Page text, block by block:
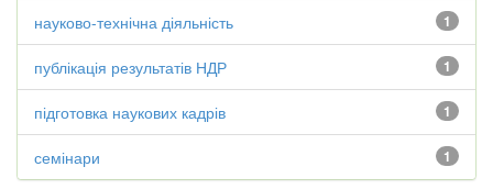
1
науково-технічна діяльність
1
публікація результатів НДР
1
підготовка наукових кадрів
1
семінари